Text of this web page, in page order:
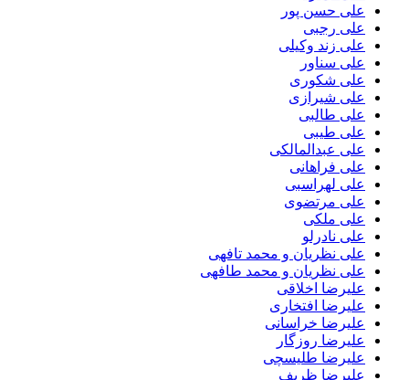
علی حسن پور
علی رجبی
علی زند وکیلی
علی سناور
علی شکوری
علی شیرازی
علی طالبی
علی طیبی
علی عبدالمالکی
علی فراهانی
علی لهراسبی
علی مرتضوی
علی ملکی
علی نادرلو
علی نظریان و محمد تافهی
علی نظریان و محمد طافهی
علیرضا اخلاقی
علیرضا افتخاری
علیرضا خراسانی
علیرضا روزگار
علیرضا طلیسچی
علیرضا ظریف